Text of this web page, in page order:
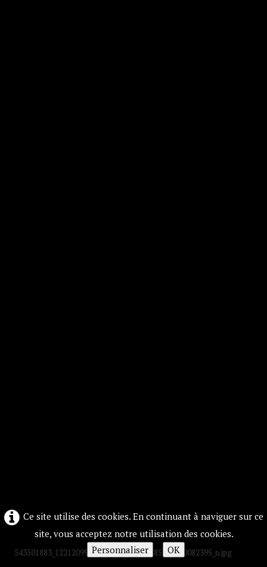
543501883_122120993618955992_8255885427580082395_n.jpg
Ce site utilise des cookies. En continuant à naviguer sur ce
site, vous acceptez notre utilisation des cookies.
Personnaliser
OK